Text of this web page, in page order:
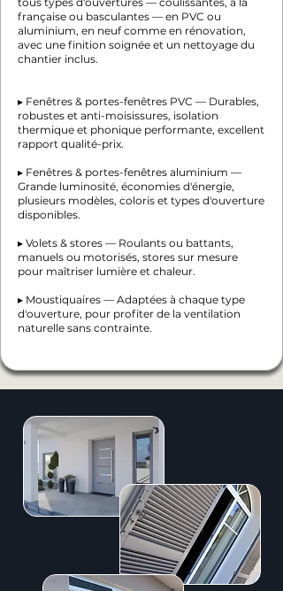
française ou basculantes — en PVC ou
aluminium, en neuf comme en rénovation,
avec une finition soignée et un nettoyage du
chantier inclus.
▸ Fenêtres & portes-fenêtres PVC — Durables,
robustes et anti-moisissures, isolation
thermique et phonique performante, excellent
rapport qualité-prix.
▸ Fenêtres & portes-fenêtres aluminium —
Grande luminosité, économies d'énergie,
plusieurs modèles, coloris et types d'ouverture
disponibles.
▸ Volets & stores — Roulants ou battants,
manuels ou motorisés, stores sur mesure
pour maîtriser lumière et chaleur.
▸ Moustiquaires — Adaptées à chaque type
d'ouverture, pour profiter de la ventilation
naturelle sans contrainte.